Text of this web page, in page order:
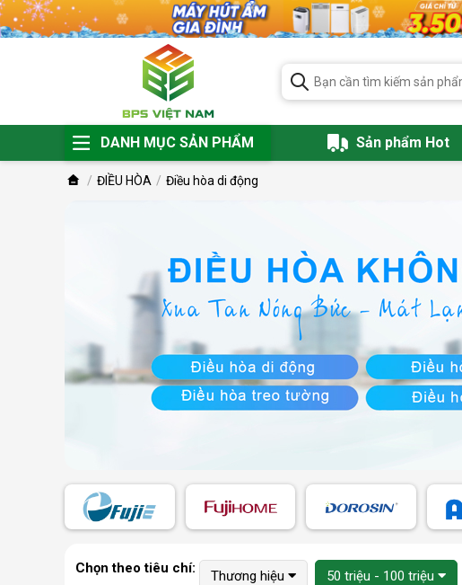
DANH MỤC SẢN PHẨM Sản phẩm Hot
ĐIỀU HÒA Điều hòa di động
Chọn theo tiêu chí: Thương hiệu 50 triệu - 100 triệu